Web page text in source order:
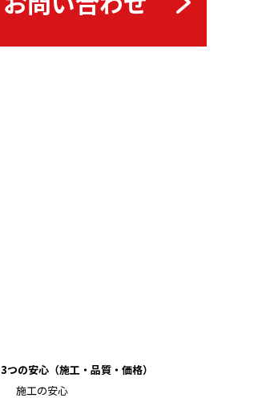
3つの安心（施工・品質・価格）
施工の安心